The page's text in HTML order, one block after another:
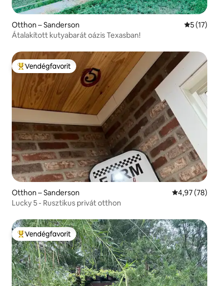
Otthon – Sanderson Átlagos
5 (17)
Átalakított kutyabarát oázis Texasban!
Kiemelt vendégfavorit
Vendégfavorit
Otthon – Sanderson Átlagos
4,97 (78)
Lucky 5 - Rusztikus privát otthon
Kiemelt vendégfavorit
Vendégfavorit